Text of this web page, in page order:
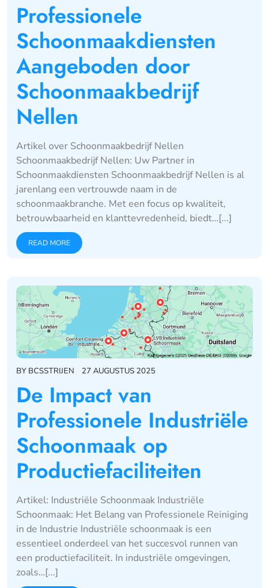
Professionele
Schoonmaakdiensten
Aangeboden door
Schoonmaakbedrijf
Nellen
Artikel over Schoonmaakbedrijf Nellen
Schoonmaakbedrijf Nellen: Uw Partner in
Schoonmaakdiensten Schoonmaakbedrijf Nellen is al
jarenlang een vertrouwde naam in de
schoonmaakbranche. Met een focus op kwaliteit,
betrouwbaarheid en klanttevredenheid, biedt…[...]
READ MORE
BY BCSSTRIJEN 27 AUGUSTUS 2025
De Impact van
Professionele Industriële
Schoonmaak op
Productiefaciliteiten
Artikel: Industriële Schoonmaak Industriële
Schoonmaak: Het Belang van Professionele Reiniging
in de Industrie Industriële schoonmaak is een
essentieel onderdeel van het succesvol runnen van
een productiefaciliteit. In industriële omgevingen,
zoals…[...]